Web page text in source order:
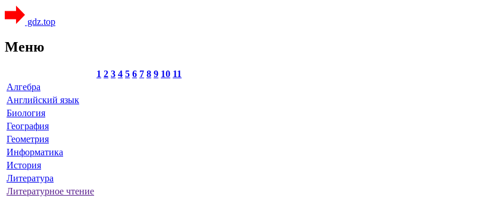
gdz.top
Меню
1 2 3 4 5 6 7 8 9 10 11
Алгебра
Английский язык
Биология
География
Геометрия
Информатика
История
Литература
Литературное чтение